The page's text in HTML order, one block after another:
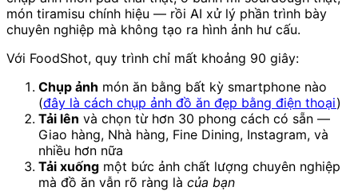
món tiramisu chính hiệu — rồi AI xử lý phần trình bày
chuyên nghiệp mà không tạo ra hình ảnh hư cấu.
Với FoodShot, quy trình chỉ mất khoảng 90 giây:
Chụp ảnh món ăn bằng bất kỳ smartphone nào
(đây là cách chụp ảnh đồ ăn đẹp bằng điện thoại)
Tải lên và chọn từ hơn 30 phong cách có sẵn —
Giao hàng, Nhà hàng, Fine Dining, Instagram, và
nhiều hơn nữa
Tải xuống một bức ảnh chất lượng chuyên nghiệp
mà đồ ăn vẫn rõ ràng là của bạn